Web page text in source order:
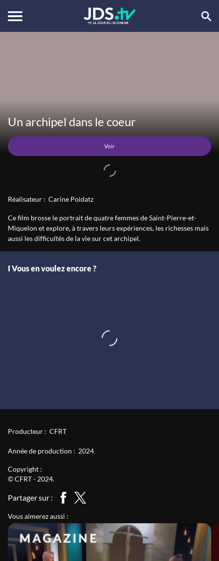
Un archipel dans le coeur
Voir
Réalisateur : Carine Poidatz
Ce film brosse le portrait de quatre femmes de Saint-Pierre-et-
Miquelon et explore, à travers leurs expériences, les richesses mais
aussi les difficultés de la vie sur cet archipel.
I Vous en voulez encore ?
Producteur : CFRT
Année de production : 2024
Copyright :
© CFRT - 2024.
Partager sur :
Vous aimerez aussi :